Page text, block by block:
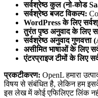
सर्वश्रेष्ठ कुल (नो-कोड
सर्वश्रेष्ठ बजट विकल्प:
WordPress के लिए
तुरंत पृष्ठ अनुवाद के लिए
सर्वश्रेष्ठ अनुवाद गुणवत्ता
असीमित भाषाओं के लिए
एंटरप्राइज टीमों के लिए
प्रकटीकरण: OpenL हमारा
विषय से संबंधित है, लेकिन हम
इस लेख में कोई एफिलिएट लिंक